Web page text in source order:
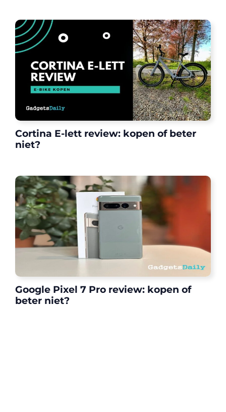
Cortina E-lett review: kopen of beter
niet?
Google Pixel 7 Pro review: kopen of
beter niet?